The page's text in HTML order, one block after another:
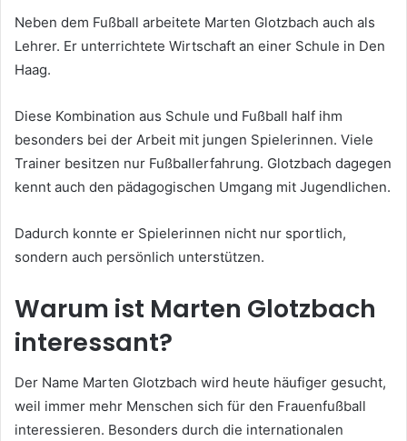
Neben dem Fußball arbeitete Marten Glotzbach auch als
Lehrer. Er unterrichtete Wirtschaft an einer Schule in Den
Haag.
Diese Kombination aus Schule und Fußball half ihm
besonders bei der Arbeit mit jungen Spielerinnen. Viele
Trainer besitzen nur Fußballerfahrung. Glotzbach dagegen
kennt auch den pädagogischen Umgang mit Jugendlichen.
Dadurch konnte er Spielerinnen nicht nur sportlich,
sondern auch persönlich unterstützen.
Warum ist Marten Glotzbach
interessant?
Der Name Marten Glotzbach wird heute häufiger gesucht,
weil immer mehr Menschen sich für den Frauenfußball
interessieren. Besonders durch die internationalen